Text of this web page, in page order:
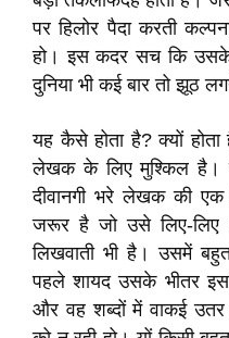
पर हिलोर पैदा करती
हो। इस कदर सच कि उसके
दुनिया भी कई बार तो झूठ
यह कैसे होता है? क्यों होता
लेखक के लिए मुश्किल है।
दीवानगी भरे लेखक की एक
जरूर है जो उसे लिए-
लिखवाती भी है। उसमें
पहले शायद उसके भीतर
और वह शब्दों में वाकई